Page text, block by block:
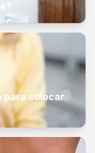
para colocar